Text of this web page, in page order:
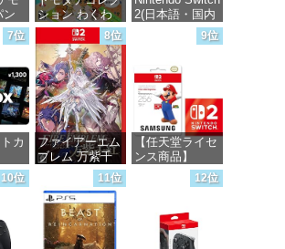
ン
オン
版
ション わくわ
く生活 -Switch
価格：¥6,144
2(日本語・国内
7位
カ
定バ
テ
|
8位
ファイアーエム
ブレム 万紫千
紅 -Switch2
価格：¥8,979
9位
【任天堂ライセ
ンス商品】
256GB for
Nintendo Switch
2(サムスン マイ
10位 11位 12位